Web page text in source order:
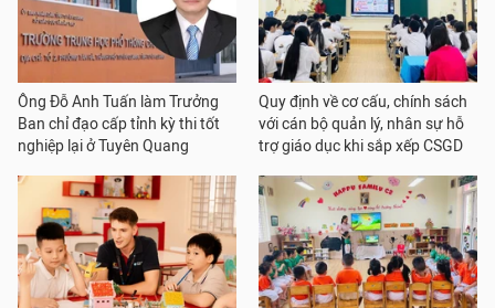
Ông Đỗ Anh Tuấn làm Trưởng
Ban chỉ đạo cấp tỉnh kỳ thi tốt
nghiệp lại ở Tuyên Quang
Quy định về cơ cấu, chính sách
với cán bộ quản lý, nhân sự hỗ
trợ giáo dục khi sắp xếp CSGD